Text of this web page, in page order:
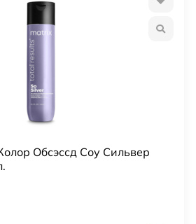
Обсэссд Соу Сильвер